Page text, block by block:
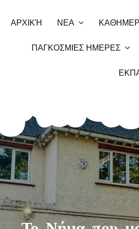
ΑΡΧΙΚΉ ΝΕΑ
ΠΑΓΚΟΣΜΙΕΣ ΗΜΕΡΕΣ